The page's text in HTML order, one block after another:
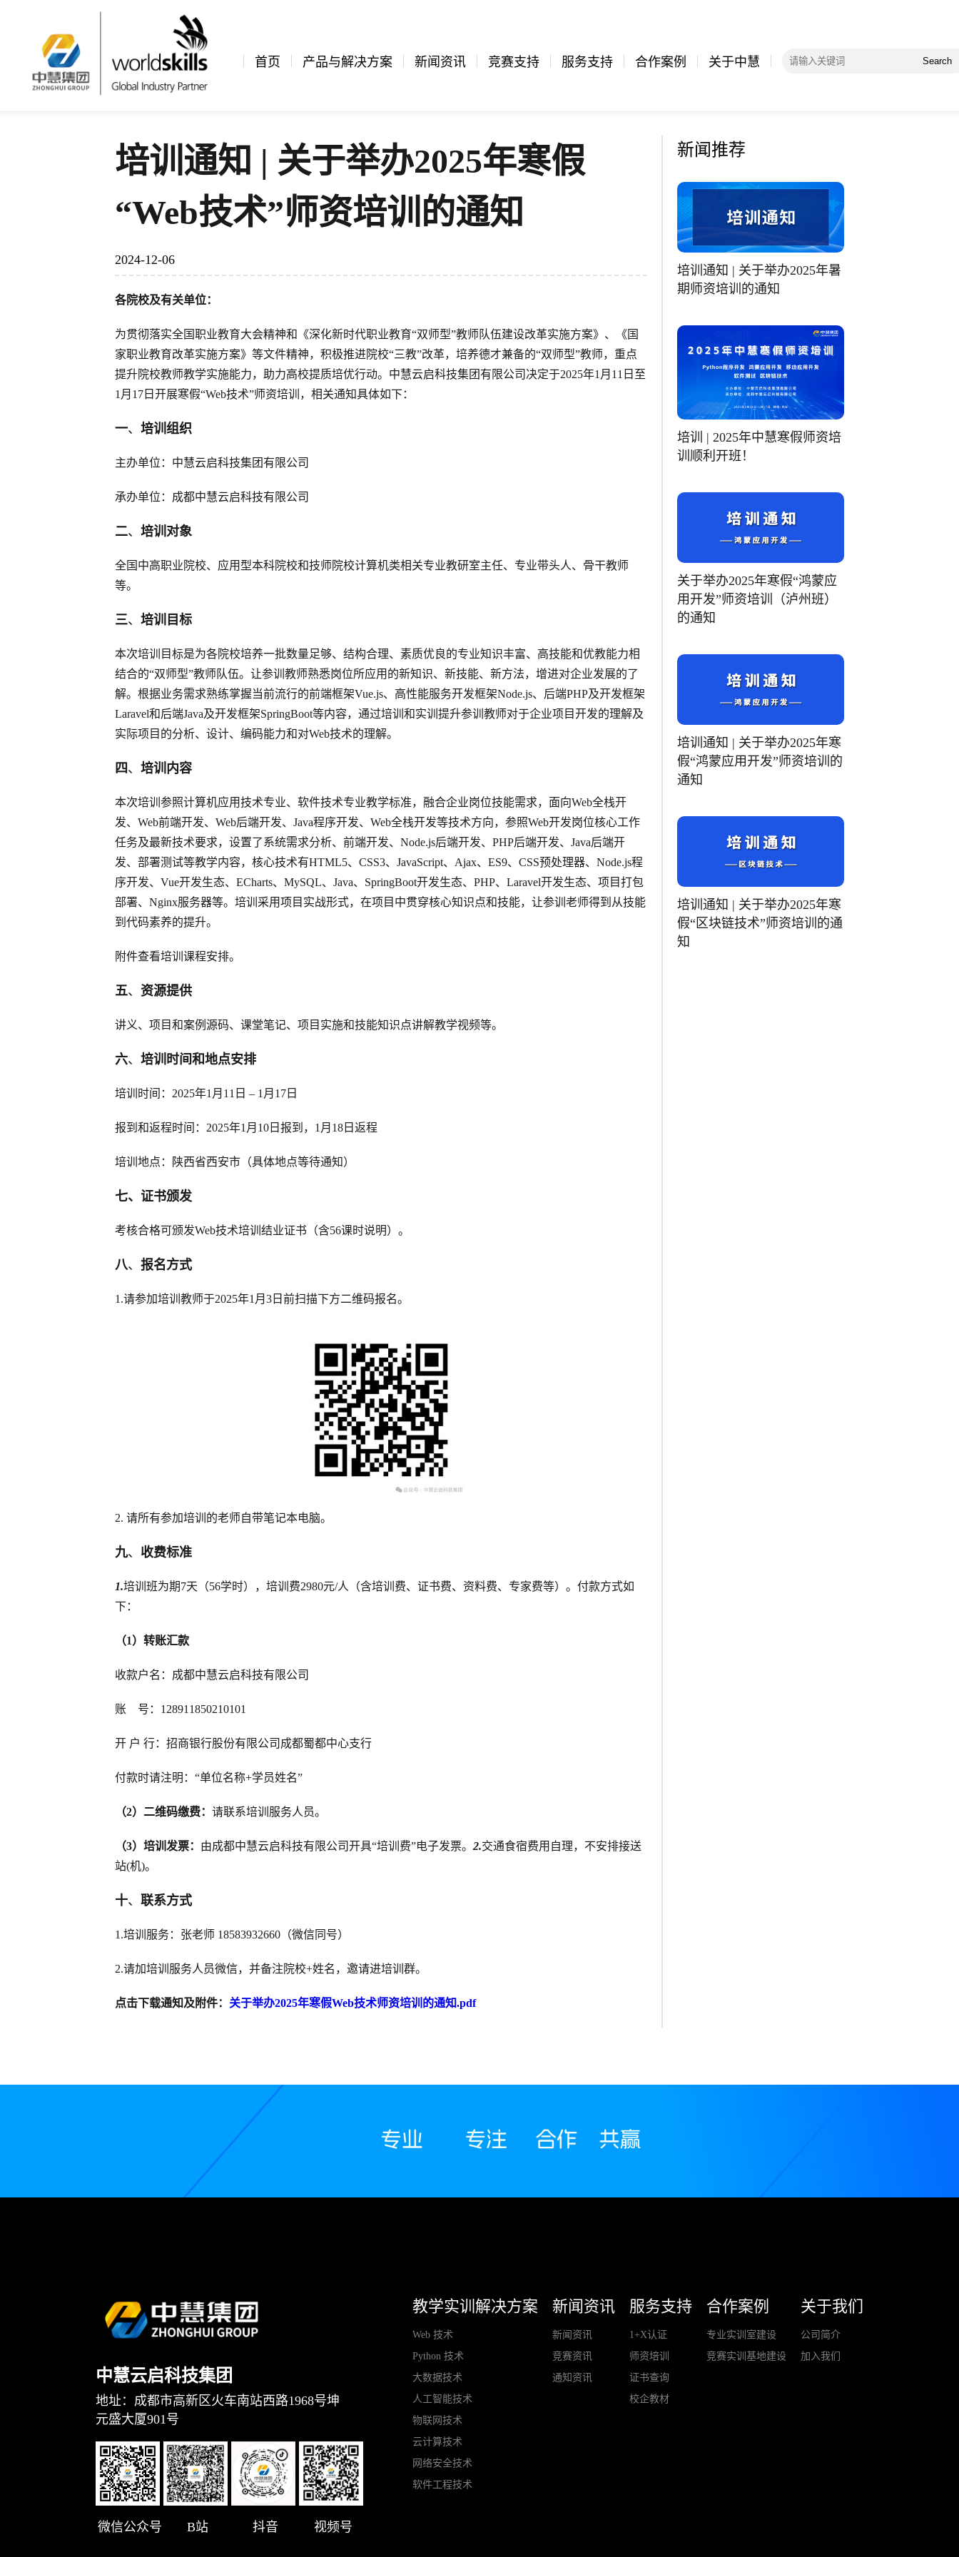
首页 产品与解决方案 新闻资讯 竞赛支持 服务支持 合作案例 关于中慧 Search
公司新闻 文章详情
培训通知 | 关于举办2025年寒假
“Web技术”师资培训的通知
2024-12-06
各院校及有关单位：
为贯彻落实全国职业教育大会精神和《深化新时代职业教育“双师型”教师队伍建设改革实施方案》、《国
家职业教育改革实施方案》等文件精神，积极推进院校“三教”改革，培养德才兼备的“双师型”教师，重点
提升院校教师教学实施能力，助力高校提质培优行动。中慧云启科技集团有限公司决定于2025年1月11日至
1月17日开展寒假“Web技术”师资培训，相关通知具体如下：
一、培训组织
主办单位：中慧云启科技集团有限公司
承办单位：成都中慧云启科技有限公司
二、培训对象
全国中高职业院校、应用型本科院校和技师院校计算机类相关专业教研室主任、专业带头人、骨干教师
等。
三、培训目标
本次培训目标是为各院校培养一批数量足够、结构合理、素质优良的专业知识丰富、高技能和优教能力相
结合的“双师型”教师队伍。让参训教师熟悉岗位所应用的新知识、新技能、新方法，增进对企业发展的了
解。根据业务需求熟练掌握当前流行的前端框架Vue.js、高性能服务开发框架Node.js、后端PHP及开发框架
Laravel和后端Java及开发框架SpringBoot等内容，通过培训和实训提升参训教师对于企业项目开发的理解及
实际项目的分析、设计、编码能力和对Web技术的理解。
四 、培训内容
本次培训参照计算机应用技术专业、软件技术专业教学标准，融合企业岗位技能需求，面向Web全栈开
发、Web前端开发、Web后端开发、Java程序开发、Web全栈开发等技术方向，参照Web开发岗位核心工作
任务及最新技术要求，设置了系统需求分析、前端开发、Node.js后端开发、PHP后端开发、Java后端开
发、部署测试等教学内容，核心技术有HTML5、CSS3、JavaScript、Ajax、ES9、CSS预处理器、Node.js程
序开发、Vue开发生态、ECharts、MySQL、Java、SpringBoot开发生态、PHP、Laravel开发生态、项目打包
部署、Nginx服务器等。培训采用项目实战形式，在项目中贯穿核心知识点和技能，让参训老师得到从技能
到代码素养的提升。
附件查看培训课程安排。
五、 资源提供
讲义、项目和案例源码、课堂笔记、项目实施和技能知识点讲解教学视频等。
六、培训时间和地点安排
培训时间：2025年1月11日 – 1月17日
报到和返程时间：2025年1月10日报到，1月18日返程
培训地点：陕西省西安市（具体地点等待通知）
七、证书颁发
考核合格可颁发Web技术培训结业证书（含56课时说明）。
八、报名方式
1.请参加培训教师于2025年1月3日前扫描下方二维码报名。
2. 请所有参加培训的老师自带笔记本电脑。
九、 收费标准
1.培训班为期7天（56学时），培训费2980元/人（含培训费、证书费、资料费、专家费等）。付款方式如
下：
（1）转账汇款
收款户名：成都中慧云启科技有限公司
账 号：128911850210101
开 户 行：招商银行股份有限公司成都蜀都中心支行
付款时请注明：“单位名称+学员姓名”
（2） 二维码缴费：请联系培训服务人员。
（3）培训发票： 由成都中慧云启科技有限公司开具“培训费”电子发票。2.交通食宿费用自理，不安排接送
站(机)。
十、联系方式
1.培训服务：张老师 18583932660（微信同号）
2.请加培训服务人员微信，并备注院校+姓名，邀请进培训群。
点击下载通知及附件： 关于举办2025年寒假Web技术师资培训的通知.pdf
新闻推荐
培训通知 | 关于举办2025年暑
期师资培训的通知
培训 | 2025年中慧寒假师资培
训顺利开班！
关于举办2025年寒假“鸿蒙应
用开发”师资培训（泸州班）
的通知
培训通知 | 关于举办2025年寒
假“鸿蒙应用开发”师资培训的
通知
培训通知 | 关于举办2025年寒
假“区块链技术”师资培训的通
知
中慧云启科技集团
地址：成都市高新区火车南站西路1968号坤
元盛大厦901号
微信公众号 B站 抖音 视频号
教学实训解决方案
Web 技术
Python 技术
大数据技术
人工智能技术
物联网技术
云计算技术
网络安全技术
软件工程技术
新闻资讯
新闻资讯
竞赛资讯
通知资讯
服务支持
1+X认证
师资培训
证书查询
校企教材
合作案例
专业实训室建设
竞赛实训基地建设
关于我们
公司简介
加入我们